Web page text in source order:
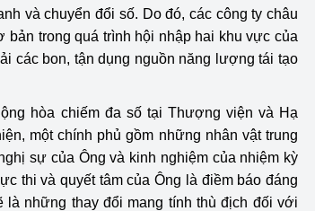
và chuyển đổi số. Do đó, các công ty châu
bản trong quá trình hội nhập hai khu vực của
các bon, tận dụng nguồn năng lượng tái tạo
hòa chiếm đa số tại Thượng viện và Hạ
một chính phủ gồm những nhân vật trung
sự của Ông và kinh nghiệm của nhiệm kỳ
thi và quyết tâm của Ông là điềm báo đáng
là những thay đổi mang tính thù địch đối với